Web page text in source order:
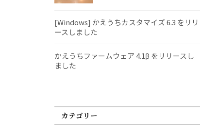
[Windows] かえうちカスタマイズ 6.3 をリリ
ースしました
かえうちファームウェア 4.1β をリリースし
ました
カテゴリー